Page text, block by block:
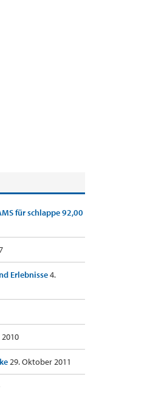
für schlappe 92,00
Erlebnisse4.
2010
29. Oktober 2011